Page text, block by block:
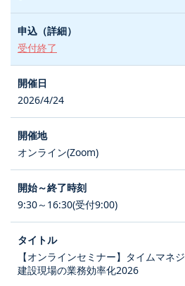
受付終了
2026/4/24
オンライン(Zoom)
9:30～16:30(受付9:00)
【オンラインセミナー】タイムマネ
建設現場の業務効率化2026